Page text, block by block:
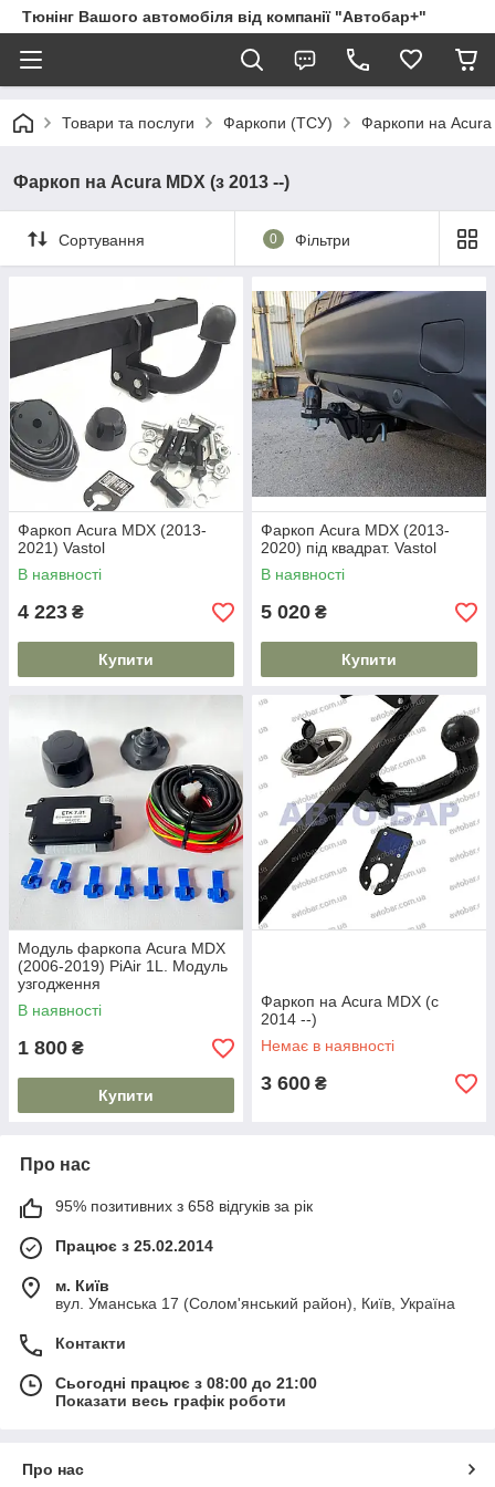
Тюнінг Вашого автомобіля від компанії "Автобар+"
Товари та послуги Фаркопи (ТСУ) Фаркопи на Acura
Фаркоп на Acura MDX (з 2013 --)
Сортування 0 Фільтри
Фаркоп Acura MDX (2013-
2021) Vastol
В наявності
4 223 ₴
Купити
Фаркоп Acura MDX (2013-
2020) під квадрат. Vastol
В наявності
5 020 ₴
Купити
Модуль фаркопа Acura MDX
(2006-2019) PiAir 1L. Модуль
узгодження
В наявності
1 800 ₴
Купити
Фаркоп на Acura MDX (c
2014 --)
Немає в наявності
3 600 ₴
Про нас
95% позитивних з 658 відгуків за рік
Працює з 25.02.2014
м. Київ
вул. Уманська 17 (Солом'янський район), Київ, Україна
Контакти
Сьогодні працює з 08:00 до 21:00
Показати весь графік роботи
Про нас